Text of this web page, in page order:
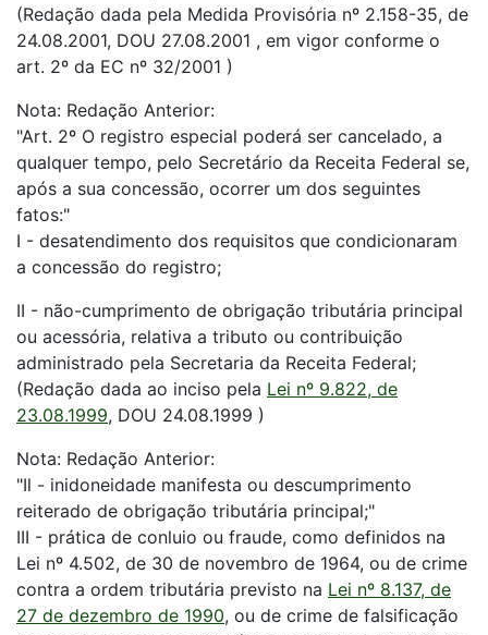
(Redação dada pela Medida Provisória nº 2.158-35, de
24.08.2001, DOU 27.08.2001 , em vigor conforme o
art. 2º da EC nº 32/2001 )
Nota: Redação Anterior:
"Art. 2º O registro especial poderá ser cancelado, a
qualquer tempo, pelo Secretário da Receita Federal se,
após a sua concessão, ocorrer um dos seguintes
fatos:"
I - desatendimento dos requisitos que condicionaram
a concessão do registro;
II - não-cumprimento de obrigação tributária principal
ou acessória, relativa a tributo ou contribuição
administrado pela Secretaria da Receita Federal;
(Redação dada ao inciso pela Lei nº 9.822, de
23.08.1999, DOU 24.08.1999 )
Nota: Redação Anterior:
"Il - inidoneidade manifesta ou descumprimento
reiterado de obrigação tributária principal;"
III - prática de conluio ou fraude, como definidos na
Lei nº 4.502, de 30 de novembro de 1964, ou de crime
contra a ordem tributária previsto na Lei nº 8.137, de
27 de dezembro de 1990, ou de crime de falsificação